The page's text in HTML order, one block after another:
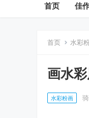
首页 佳
首页 水彩
画水
水彩粉画